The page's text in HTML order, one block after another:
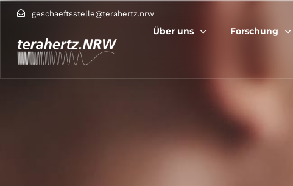
geschaeftsstelle@terahertz.nrw
Über uns Forschung